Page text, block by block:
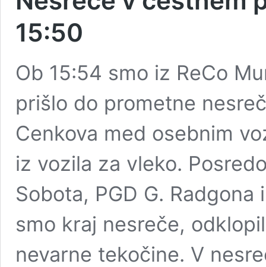
15:50
Ob 15:54 smo iz ReCo
prišlo do prometne
Cenkova med osebnim
iz vozila za vleko.
Sobota, PGD G.
smo kraj nesreče,
nevarne tekočine. V